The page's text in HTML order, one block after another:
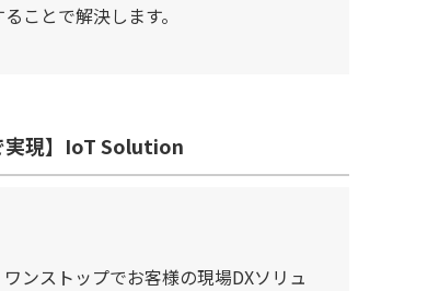
ことで解決します。
実現】IoT Solution
ンストップでお客様の現場DXソリュ